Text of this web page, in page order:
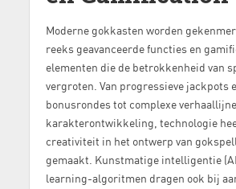
Moderne gokkasten worden
reeks geavanceerde functies en
elementen die de betrokkenheid van
vergroten. Van progressieve jackpots
bonusrondes tot complexe
karakterontwikkeling, technologie
creativiteit in het ontwerp van
gemaakt. Kunstmatige intelligentie
learning-algoritmen dragen ook bij